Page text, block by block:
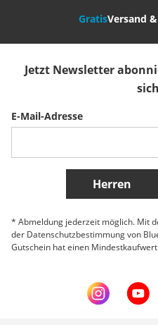
Belgique (Français)
GratisVersand
Jetzt Newsletter
E-Mail-Adresse
Herren
* Abmeldung jederzeit möglich. Mit
der Datenschutzbestimmung von
Gutschein hat einen